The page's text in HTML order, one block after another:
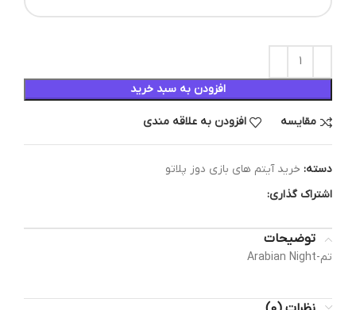
افزودن به سبد خرید
مقایسه افزودن به علاقه مندی
دسته: خرید آیتم های بازی دوز پلاتو
اشتراک گذاری:
توضیحات
تم-Arabian Night